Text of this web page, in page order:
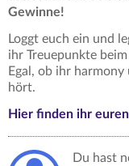
Gewinne!
Loggt euch ein und
ihr Treuepunkte
Egal, ob ihr
hört.
Hier finden ihr
Du hast